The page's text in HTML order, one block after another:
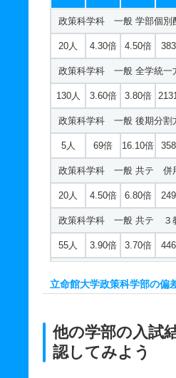
政策科学科 一般 学部個別
20人 4.30倍 4.50倍
政策科学科 一般 全学統一
130人 3.60倍 3.80倍
政策科学科 一般 後期分割
5人 69倍 16.10倍
政策科学科 一般 共テ 併
20人 4.50倍 6.80倍
政策科学科 一般 共テ ３
55人 3.90倍 3.70倍
55人 2.90倍 2.80倍
55人 2.60倍 2.20倍
立命館大学政策科学部の偏
他の学部の入試
認してみよう